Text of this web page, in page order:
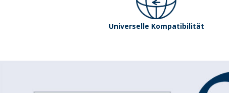
Universelle Kompatibilität